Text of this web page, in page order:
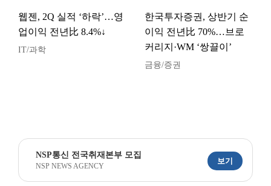
웹젠, 2Q 실적 ‘하락’…영
업이익 전년比 8.4%↓
IT/과학
한국투자증권, 상반기 순
이익 전년比 70%…브로
커리지·WM ‘쌍끌이’
금융/증권
NSP통신 전국취재본부 모집
NSP NEWS AGENCY
보기